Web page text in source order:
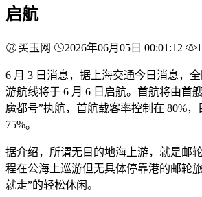
启航
买玉网 2026年06月05日 00:01:12
6 月 3 日消息，据上海交通今日消息，
游航线将于 6 月 6 日启航。首航将由首
魔都号”执航，首航载客率控制在 80%
75%。
据介绍，所谓无目的地海上游，就是邮
程在公海上巡游但无具体停靠港的邮轮
就走”的轻松休闲。